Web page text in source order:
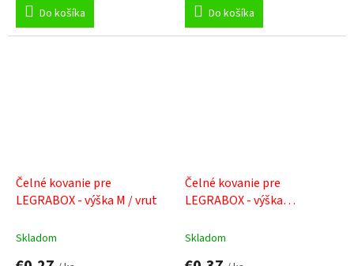
Do košíka
Do košíka
Čelné kovanie pre
LEGRABOX - výška M / vrut
Skladom
Čelné kovanie pre
LEGRABOX - výška
Skladom